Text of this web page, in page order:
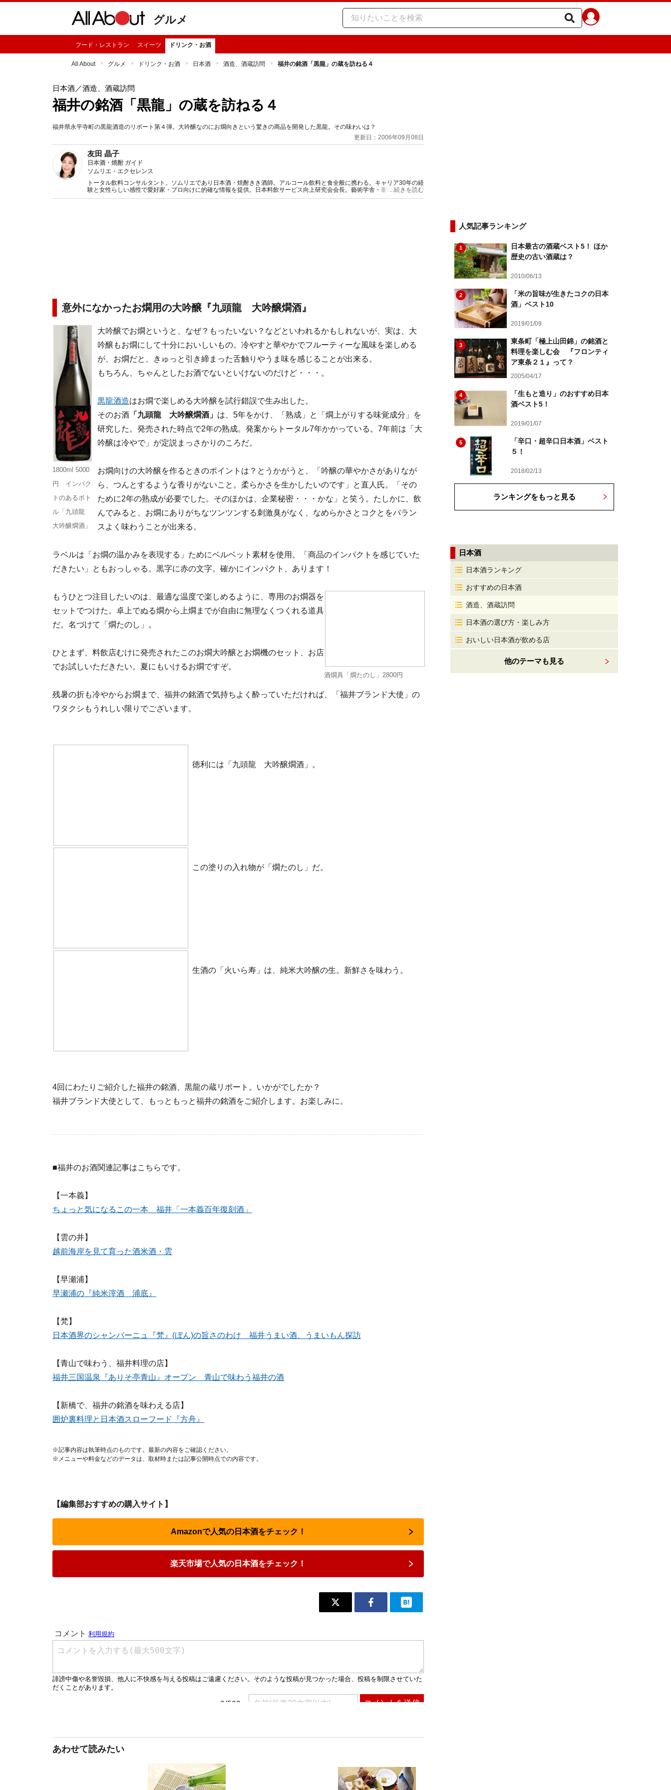
グルメ
フード・レストラン スイーツ ドリンク・お酒
All About グルメ ドリンク・お酒 日本酒 酒造、酒蔵訪問 福井の銘酒「黒龍」の蔵を訪ねる４
日本酒／酒造、酒蔵訪問
福井の銘酒「黒龍」の蔵を訪ねる４
福井県永平寺町の黒龍酒造のリポート第４弾。大吟醸なのにお燗向きという驚きの商品を開発した黒龍。その味わいは？
更新日：2006年09月08日
友田 晶子
日本酒・焼酎 ガイド
ソムリエ・エクセレンス
トータル飲料コンサルタント。ソムリエであり日本酒・焼酎きき酒師。アルコール飲料と食全般に携わる。キャリア30年の経
験と女性らしい感性で愛好家・プロ向けに的確な情報を提供。日本料飲サービス向上研究会会長。藝術学舎・非常勤講師。著
書多数。（一社）日本のSAKEとWINEを愛する女性の会（SAKE女の会）代表理事。
...続きを読む
意外になかったお燗用の大吟醸『九頭龍 大吟醸燗酒』
1800ml 5000
円 インパク
トのあるボト
ル「九頭龍
大吟醸燗酒」
大吟醸でお燗というと、なぜ？もったいない？などといわれるかもしれないが、実は、大
吟醸もお燗にして十分においしいもの。冷やすと華やかでフルーティーな風味を楽しめる
が、お燗だと、きゅっと引き締まった舌触りやうま味を感じることが出来る。
もちろん、ちゃんとしたお酒でないといけないのだけど・・・。
黒龍酒造はお燗で楽しめる大吟醸を試行錯誤で生み出した。
そのお酒 「九頭龍 大吟醸燗酒」 は、5年をかけ、「熟成」と「燗上がりする味覚成分」を
研究した。発売された時点で2年の熟成。発案からトータル7年かかっている。7年前は「大
吟醸は冷やで」が定説まっさかりのころだ。
お燗向けの大吟醸を作るときのポイントは？とうかがうと、「吟醸の華やかさがありなが
ら、つんとするような香りがないこと。柔らかさを生かしたいのです」と直人氏。「その
ために2年の熟成が必要でした。そのほかは、企業秘密・・・かな」と笑う。たしかに、飲
んでみると、お燗にありがちなツンツンする刺激臭がなく、なめらかさとコクとをバラン
スよく味わうことが出来る。
ラベルは「お燗の温かみを表現する」ためにベルベット素材を使用。「商品のインパクトを感じていた
だきたい」ともおっしゃる。黒字に赤の文字。確かにインパクト、あります！
酒燗具「燗たのし」2800円
もうひとつ注目したいのは、最適な温度で楽しめるように、専用のお燗器を
セットでつけた。卓上でぬる燗から上燗までが自由に無理なくつくれる道具
だ。名づけて「燗たのし」。
ひとまず、料飲店むけに発売されたこのお燗大吟醸とお燗機のセット、お店
でお試しいただきたい。夏にもいけるお燗ですぞ。
残暑の折も冷やからお燗まで、福井の銘酒で気持ちよく酔っていただければ、「福井ブランド大使」の
ワタクシもうれしい限りでございます。
徳利には「九頭龍 大吟醸燗酒」。
この塗りの入れ物が「燗たのし」だ。
生酒の「火いら寿」は、純米大吟醸の生。新鮮さを味わう。
4回にわたりご紹介した福井の銘酒、黒龍の蔵リポート。いかがでしたか？
福井ブランド大使として、もっともっと福井の銘酒をご紹介します。お楽しみに。
■福井のお酒関連記事はこちらです。
【一本義】
ちょっと気になるこの一本 福井「一本義百年復刻酒」
【雲の井】
越前海岸を見て育った酒米酒・雲
【早瀬浦】
早瀬浦の『純米滓酒 浦底』
【梵】
日本酒界のシャンパーニュ『梵』(ぼん)の旨さのわけ 福井うまい酒、うまいもん探訪
【青山で味わう、福井料理の店】
福井三国温泉『ありそ亭青山』オープン 青山で味わう福井の酒
【新橋で、福井の銘酒を味わえる店】
囲炉裏料理と日本酒スローフード『方舟』
※記事内容は執筆時点のものです。最新の内容をご確認ください。
※メニューや料金などのデータは、取材時または記事公開時点での内容です。
【編集部おすすめの購入サイト】
Amazonで人気の日本酒をチェック！
楽天市場で人気の日本酒をチェック！
あわせて読みたい
人気記事ランキング
1
日本最古の酒蔵ベスト5！ ほか
歴史の古い酒蔵は？
2010/06/13
2
「米の旨味が生きたコクの日本
酒」ベスト10
2019/01/09
3
東条町「極上山田錦」の銘酒と
料理を楽しむ会 『フロンティ
ア東条２１』って？
2005/04/17
4
「生もと造り」のおすすめ日本
酒ベスト5！
2019/01/07
5
「辛口・超辛口日本酒」ベスト
５！
2018/02/13
ランキングをもっと見る
日本酒
日本酒ランキング
おすすめの日本酒
酒造、酒蔵訪問
日本酒の選び方・楽しみ方
おいしい日本酒が飲める店
他のテーマも見る